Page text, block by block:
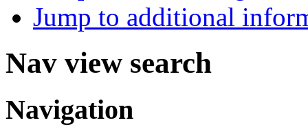
Jump to additional
Nav view search
Navigation